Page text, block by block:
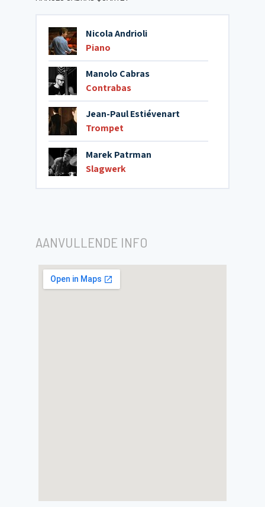
Nicola Andrioli
Piano
Manolo Cabras
Contrabas
Jean-Paul Estiévenart
Trompet
Marek Patrman
Slagwerk
AANVULLENDE INFO